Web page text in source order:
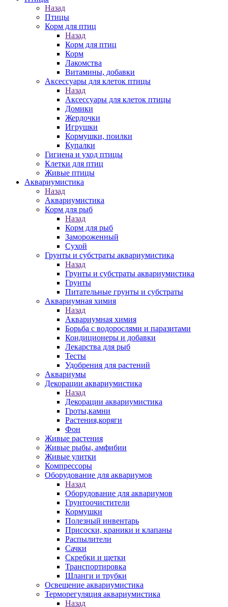
Назад
Птицы
Корм для птиц
Назад
Корм для птиц
Корм
Лакомства
Витамины, добавки
Аксессуары для клеток птицы
Назад
Аксессуары для клеток птицы
Домики
Жердочки
Игрушки
Кормушки, поилки
Купалки
Гигиена и уход птицы
Клетки для птиц
Живые птицы
Аквариумистика
Назад
Аквариумистика
Корм для рыб
Назад
Корм для рыб
Замороженный
Сухой
Грунты и субстраты аквариумистика
Назад
Грунты и субстраты аквариумистика
Грунты
Питательные грунты и субстраты
Аквариумная химия
Назад
Аквариумная химия
Борьба с водорослями и паразитами
Кондиционеры и добавки
Лекарства для рыб
Тесты
Удобрения для растений
Аквариумы
Декорации аквариумистика
Назад
Декорации аквариумистика
Гроты,камни
Растения,коряги
Фон
Живые растения
Живые рыбы, амфибии
Живые улитки
Компрессоры
Оборудование для аквариумов
Назад
Оборудование для аквариумов
Грунтоочистители
Кормушки
Полезный инвентарь
Присоски, краники и клапаны
Распылители
Сачки
Скребки и щетки
Транспортировка
Шланги и трубки
Освещение аквариумистика
Терморегуляция аквариумистика
Назад